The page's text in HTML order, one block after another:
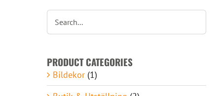
PRODUCT CATEGORIES
Bildekor (1)